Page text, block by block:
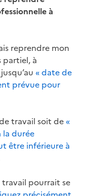
à
reprendre mon
partiel, à
jusqu’au « date de
prévue pour
travail soit de «
la durée
être inférieure à
pourrait se